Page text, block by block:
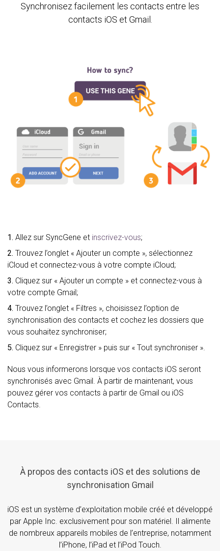
Synchronisez facilement les contacts entre les
contacts iOS et Gmail.
1. Allez sur SyncGene et inscrivez-vous;
2. Trouvez l’onglet « Ajouter un compte », sélectionnez
iCloud et connectez-vous à votre compte iCloud;
3. Cliquez sur « Ajouter un compte » et connectez-vous à
votre compte Gmail;
4. Trouvez l’onglet « Filtres », choisissez l’option de
synchronisation des contacts et cochez les dossiers que
vous souhaitez synchroniser;
5. Cliquez sur « Enregistrer » puis sur « Tout synchroniser ».
Nous vous informerons lorsque vos contacts iOS seront
synchronisés avec Gmail. À partir de maintenant, vous
pouvez gérer vos contacts à partir de Gmail ou iOS
Contacts.
À propos des contacts iOS et des solutions de
synchronisation Gmail
iOS est un système d’exploitation mobile créé et développé
par Apple Inc. exclusivement pour son matériel. Il alimente
de nombreux appareils mobiles de l’entreprise, notamment
l’iPhone, l’iPad et l’iPod Touch.